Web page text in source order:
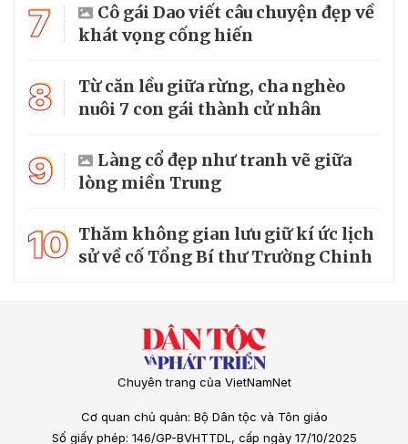
7
Cô gái Dao viết câu chuyện đẹp về
khát vọng cống hiến
8
Từ căn lều giữa rừng, cha nghèo
nuôi 7 con gái thành cử nhân
9
Làng cổ đẹp như tranh vẽ giữa
lòng miền Trung
10 Thăm không gian lưu giữ kí ức lịch
sử về cố Tổng Bí thư Trường Chinh
Chuyên trang của VietNamNet
Cơ quan chủ quản: Bộ Dân tộc và Tôn giáo
Số giấy phép: 146/GP-BVHTTDL, cấp ngày 17/10/2025